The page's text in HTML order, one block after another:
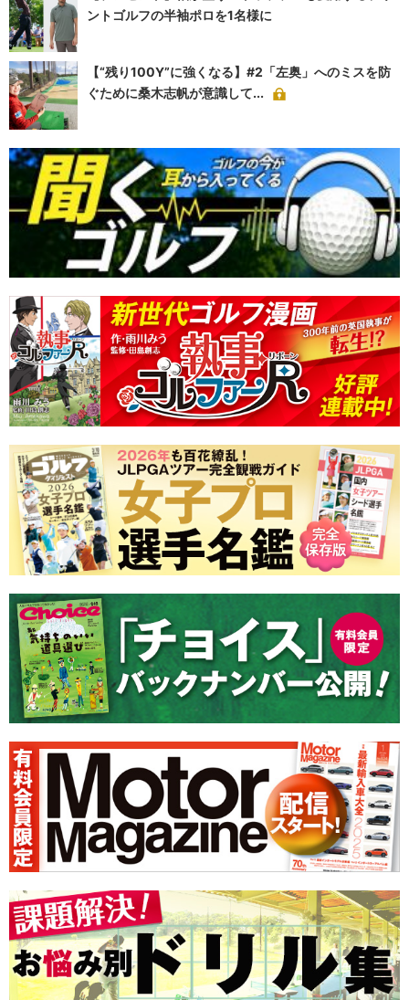
ントゴルフの半袖ポロを1名様に
【“残り100Y”に強くなる】#2「左奥」へのミスを防
ぐために桑木志帆が意識して...